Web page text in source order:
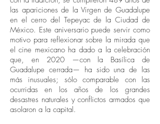
las apariciones de la Virgen de Guadalupe
en el cerro del Tepeyac de la Ciudad de
México. Este aniversario puede servir como
motivo para reflexionar sobre la mirada que
el cine mexicano ha dado a la celebración
que, en 2020 —con la Basílica de
Guadalupe cerrada— ha sido una de las
más inusuales; sólo comparable con las
ocurridas en los años de los grandes
desastres naturales y conflictos armados que
asolaron a la capital.